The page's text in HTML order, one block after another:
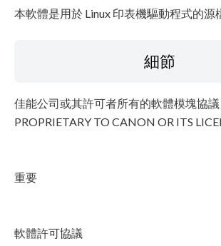
本軟體是用於 Linux 印表機驅動程式的源
細節
佳能公司或其許可者所有的軟體模塊協議
PROPRIETARY TO CANON OR ITS
重要
軟體許可協議